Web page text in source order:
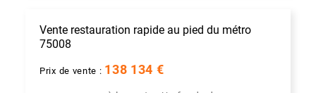
Vente restauration rapide au pied du métro
75008
Prix de vente : 138 134 €